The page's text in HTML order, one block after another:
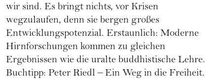
wir sind. Es bringt nichts, vor Krisen
wegzulaufen, denn sie bergen großes
Entwicklungspotenzial. Erstaunlich: Moderne
Hirnforschungen kommen zu gleichen
Ergebnissen wie die uralte buddhistische Lehre.
Buchtipp: Peter Riedl – Ein Weg in die Freiheit.